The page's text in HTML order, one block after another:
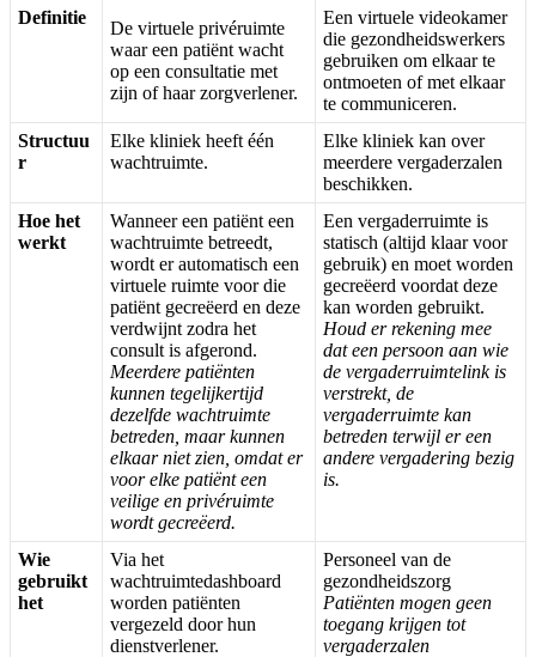
Definitie
De virtuele privéruimte
waar een patiënt wacht
op een consultatie met
zijn of haar zorgverlener.
Een virtuele videokamer
die gezondheidswerkers
gebruiken om elkaar te
ontmoeten of met elkaar
te communiceren.
Structuu
r
Elke kliniek heeft één
wachtruimte.
Elke kliniek kan over
meerdere vergaderzalen
beschikken.
Hoe het
werkt
Wanneer een patiënt een
wachtruimte betreedt,
wordt er automatisch een
virtuele ruimte voor die
patiënt gecreëerd en deze
verdwijnt zodra het
consult is afgerond.
Meerdere patiënten
kunnen tegelijkertijd
dezelfde wachtruimte
betreden maar kunnen
elkaar niet zien omdat er
voor elke patiënt een
veilige en privéruimte
wordt gecreëerd.
Een vergaderruimte is
statisch (altijd klaar voor
gebruik) en moet worden
gecreëerd voordat deze
kan worden gebruikt.
Houd er rekening mee
dat een persoon aan wie
de vergaderruimtelink is
verstrekt, de
vergaderruimte kan
betreden terwijl er een
andere vergadering bezig
is.
Wie
gebruikt
het
Via het
wachtruimtedashboard
worden patiënten
vergezeld door hun
dienstverlener.
Personeel van de
gezondheidszorg
Patiënten mogen geen
toegang krijgen tot
vergaderzalen